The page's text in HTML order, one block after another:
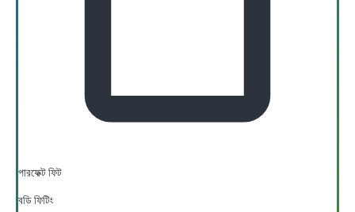
পারফেক্ট ফিট
বডি ফিটিং